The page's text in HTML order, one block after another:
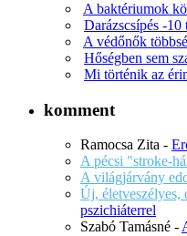
A baktériumok
Darázscsípés -10
A védőnők
Hőségben sem
Mi történik az
komment
Ramocsa Zita -
A pécsi "stroke-
A világjárvány
Új, életveszélyes,
pszichiáterrel
Szabó Tamásné -